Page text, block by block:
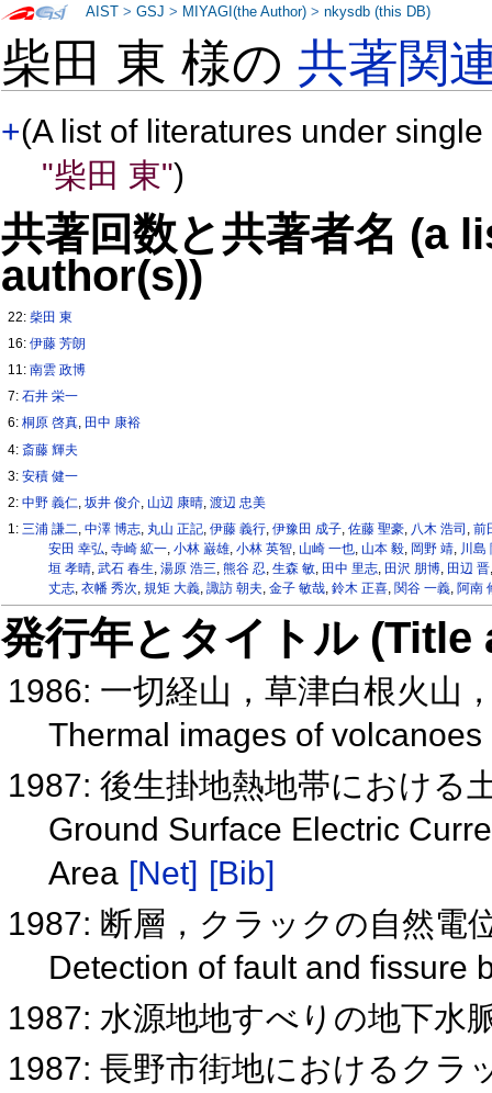
柴田 東 様の共著関
+(A list of literatures under
"柴田 東")
共著回数と共著者名 (a
author(s))
22:柴田 東
16:伊藤 芳朗
11:南雲 政博
7:石井 栄一
6:桐原 啓真, 田中 康裕
4:斎藤 輝夫
3:安積 健一
2:中野 義仁 ,坂井 俊介 山辺 康晴 ,渡辺 忠美
1: 三浦 謙二 ,中澤 博志 丸山 正記 ,伊藤 義行 ,伊豫田 成子 ,佐藤 聖豪 八木 浩司 ,前
安田 幸弘 寺崎 絋一, 小林 巌雄, 小林 英智, 山崎 一也, 山本 毅, 岡野 靖, 川島
垣 孝晴, 武石 春生 湯原 浩三 熊谷 忍 生森 敏, 田中 里志, 田沢 朋博, 田辺 晋
丈志, 衣幡 秀次 規矩 大義, 諏訪 朝夫 金子 敏哉, 鈴木 正喜, 関谷 一義, 阿南
発行年とタイトル
1986: 一切経山，草津白根火山
Thermal images of
1987: 後生掛地熱地帯における
Ground Surface Electric
Area [Net] [Bib]
1987: 断層，クラックの自然電
Detection of fault and fissure
1987: 水源地地すべりの地下水
1987: 長野市街地におけるクラ
AIST >GSJ > MIYAGI(the Author) >nkysdb (this DB)